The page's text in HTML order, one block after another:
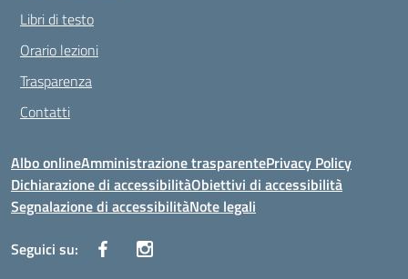
Libri di testo
Orario lezioni
Trasparenza
Contatti
Albo onlineAmministrazione trasparentePrivacy Policy
Dichiarazione di accessibilitàObiettivi di accessibilità
Segnalazione di accessibilitàNote legali
Seguici su: